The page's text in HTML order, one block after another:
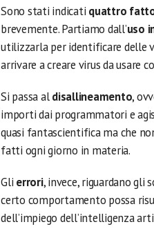
Sono stati indicati quattro
brevemente. Partiamo dall’uso
utilizzarla per identificare delle
arrivare a creare virus da usare
Si passa aldisallineamento,
importi dai programmatori e
quasi fantascientifica ma che
fatti ogni giorno in materia.
Gli errori, invece, riguardano gli
certo comportamento possa
dell’impiego dell’intelligenza